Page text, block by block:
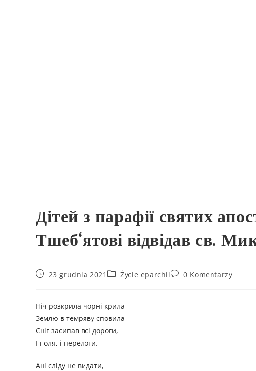
Дітей з парафії святих
Тшеб‘ятові відвідав св.
23 grudnia 2021 Życie eparchii 0 Komentarzy
Ніч розкрила чорні крила
Землю в темряву сповила
Сніг засипав всі дороги,
І поля, і перелоги.
Ані сліду не видати,